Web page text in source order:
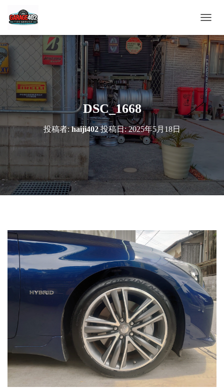
ビ
ゲ
ー
シ
ョ
ン
を
切
り
替
え
DSC_1668
投稿者:haiji402投稿日:2025年5月18日